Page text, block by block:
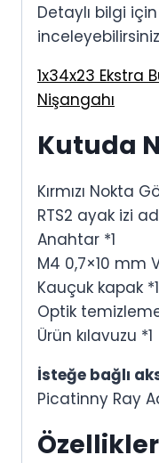
Detaylı bilgi
1x34x23 Ekstra
Nişangahı
Kutuda
Kırmızı Nokta
RTS2 ayak izi
Anahtar *1
M4 0,7×10 mm
Kauçuk kapak *1
Optik
Ürün kılavuzu *1
İsteğe bağlı
Picatinny Ray
Özellikler